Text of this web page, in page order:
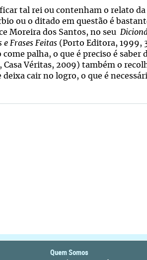
tal rei ou contenham o relato
ou o ditado em questão é
Moreira dos Santos, no seu
Frases Feitas (Porto Editora, 1999,
palha, o que é preciso é saber
, Casa Véritas, 2009) também o
cair no logro, o que é
Quem Somos